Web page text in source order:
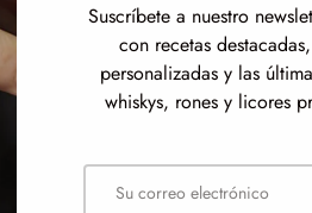
Suscríbete a nuestro
con recetas
personalizadas y las
whiskys, rones y licores
Correo electrónico